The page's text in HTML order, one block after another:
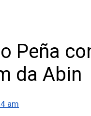
Peña
da Abin
am